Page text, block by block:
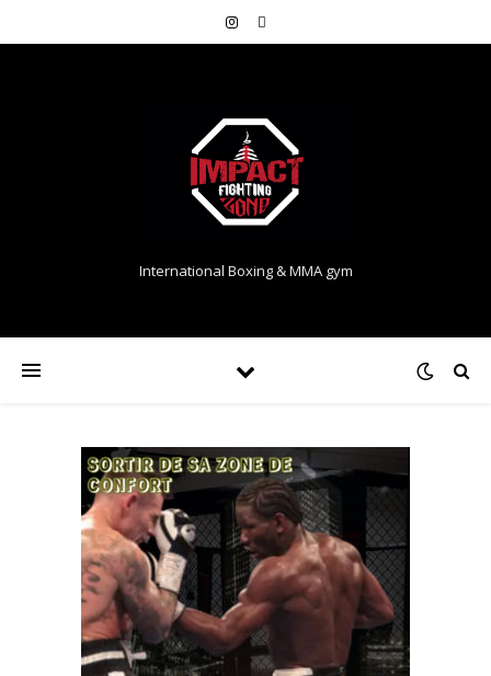
International Boxing & MMA gym